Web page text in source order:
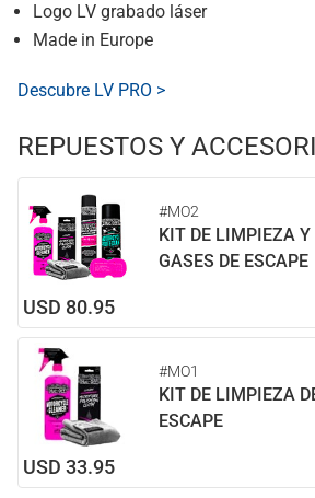
Logo LV grabado láser
Made in Europe
Descubre LV PRO >
REPUESTOS Y
#MO2
KIT DE LIMPIEZA Y
GASES DE ESCAPE
USD 80.95
#MO1
KIT DE LIMPIEZA
ESCAPE
USD 33.95